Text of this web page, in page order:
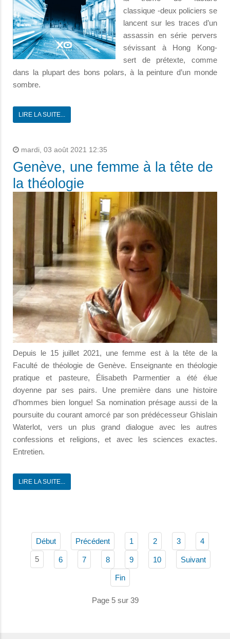
classique -deux policiers se
lancent sur les traces d’un
assassin en série pervers
sévissant à Hong Kong-
sert de prétexte, comme
dans la plupart des bons polars, à la peinture d’un monde
sombre.
LIRE LA SUITE...
mardi, 03 août 2021 12:35
Genève, une femme à la tête de
la théologie
Depuis le 15 juillet 2021, une femme est à la tête de la
Faculté de théologie de Genève. Enseignante en théologie
pratique et pasteure, Élisabeth Parmentier a été élue
doyenne par ses pairs. Une première dans une histoire
d’hommes bien longue! Sa nomination présage aussi de la
poursuite du courant amorcé par son prédécesseur Ghislain
Waterlot, vers un plus grand dialogue avec les autres
confessions et religions, et avec les sciences exactes.
Entretien.
LIRE LA SUITE...
Début Précédent 1 2 3 4
5 6 7 8 9 10 Suivant
Fin
Page 5 sur 39